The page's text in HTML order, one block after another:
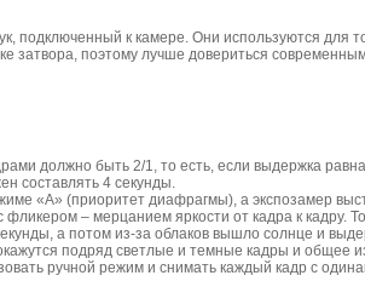
подключенный к камере. Они используются для
затвора, поэтому лучше довериться
должно быть 2/1, то есть, если выдержка
составлять 4 секунды.
«A» (приоритет диафрагмы), а экспозамер
фликером – мерцанием яркости от кадра к кадру.
а потом из-за облаков вышло солнце и
подряд светлые и темные кадры и общее
ручной режим и снимать каждый кадр с